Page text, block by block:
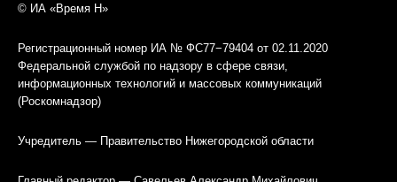
© ИА «Время Н»
Регистрационный номер ИА № ФС77−79404 от 02.11.2020
Федеральной службой по надзору в сфере связи,
информационных технологий и массовых коммуникаций
(Роскомнадзор)
Учредитель — Правительство Нижегородской области